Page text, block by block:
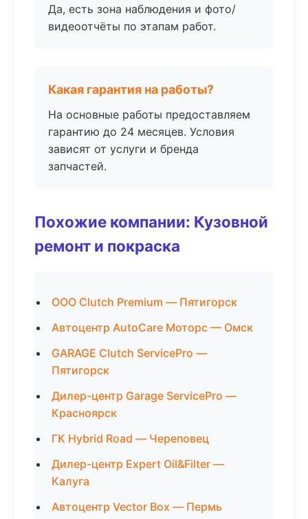
Да, есть зона наблюдения и фото/
видеоотчёты по этапам работ.
Какая гарантия на работы?
На основные работы предоставляем
гарантию до 24 месяцев. Условия
зависят от услуги и бренда
запчастей.
Похожие компании: Кузовной
ремонт и покраска
ООО Clutch Premium — Пятигорск
Автоцентр AutoCare Моторс — Омск
GARAGE Clutch ServicePro —
Пятигорск
Дилер-центр Garage ServicePro —
Красноярск
ГК Hybrid Road — Череповец
Дилер-центр Expert Oil&Filter —
Калуга
Автоцентр Vector Box — Пермь